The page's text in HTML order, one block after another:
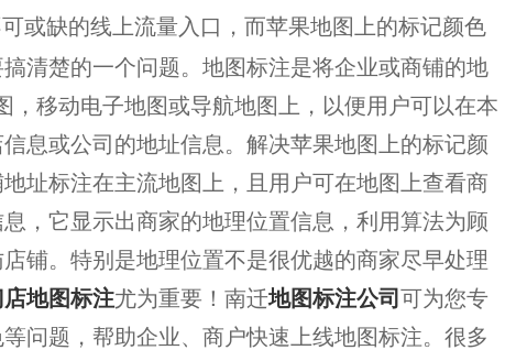
或缺的线上流量入口，而苹果地图上的标记颜色
清楚的一个问题。地图标注是将企业或商铺的地
，移动电子地图或导航地图上，以便用户可以在本
息或公司的地址信息。解决苹果地图上的标记颜
址标注在主流地图上，且用户可在地图上查看商
，它显示出商家的地理位置信息，利用算法为顾
铺。特别是地理位置不是很优越的商家尽早处理
地图标注尤为重要！南迁地图标注公司可为您专
问题，帮助企业、商户快速上线地图标注。很多